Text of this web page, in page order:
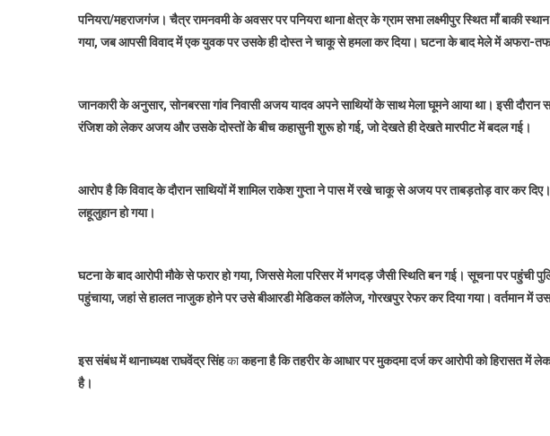
ने
ही
चाकू
से
हालत
पनियरा/महराजगंज। चैत्र रामनवमी के अवसर पर पनियरा थाना क्षेत्र के ग्राम सभा लक्ष्मीपुर स्थित माँ बाकी
गया, जब आपसी विवाद में एक युवक पर उसके ही दोस्त ने चाकू से हमला कर दिया। घटना के बाद मेले में अफरा-
जानकारी के अनुसार, सोनबरसा गांव निवासी अजय यादव अपने साथियों के साथ मेला घूमने आया था। इसी दौरान
रंजिश को लेकर अजय और उसके दोस्तों के बीच कहासुनी शुरू हो गई, जो देखते ही देखते मारपीट में बदल गई।
आरोप है कि विवाद के दौरान साथियों में शामिल राकेश गुप्ता ने पास में रखे चाकू से अजय पर ताबड़तोड़ वार कर
लहूलुहान हो गया।
घटना के बाद आरोपी मौके से फरार हो गया, जिससे मेला परिसर में भगदड़ जैसी स्थिति बन गई। सूचना पर पहुंची
पहुंचाया, जहां से हालत नाजुक होने पर उसे बीआरडी मेडिकल कॉलेज, गोरखपुर रेफर कर दिया गया। वर्तमान में
इस संबंध में थानाध्यक्ष राघवेंद्र सिंहकाकहना है कि तहरीर के आधार पर मुकदमा दर्ज कर आरोपी को हिरासत में
है।